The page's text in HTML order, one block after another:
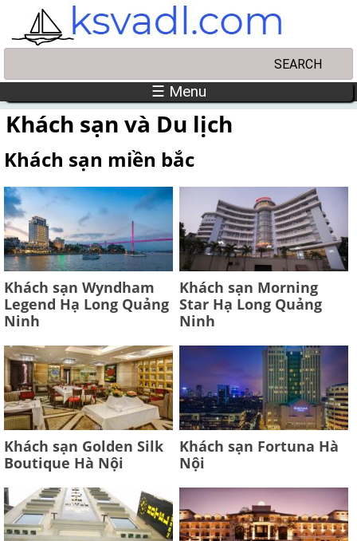
Skip to main content
☰ Menu
Khách sạn và Du lịch
Khách sạn miền bắc
Khách sạn Wyndham
Legend Hạ Long Quảng
Ninh
Khách sạn Morning
Star Hạ Long Quảng
Ninh
Khách sạn Golden Silk
Boutique Hà Nội
Khách sạn Fortuna Hà
Nội